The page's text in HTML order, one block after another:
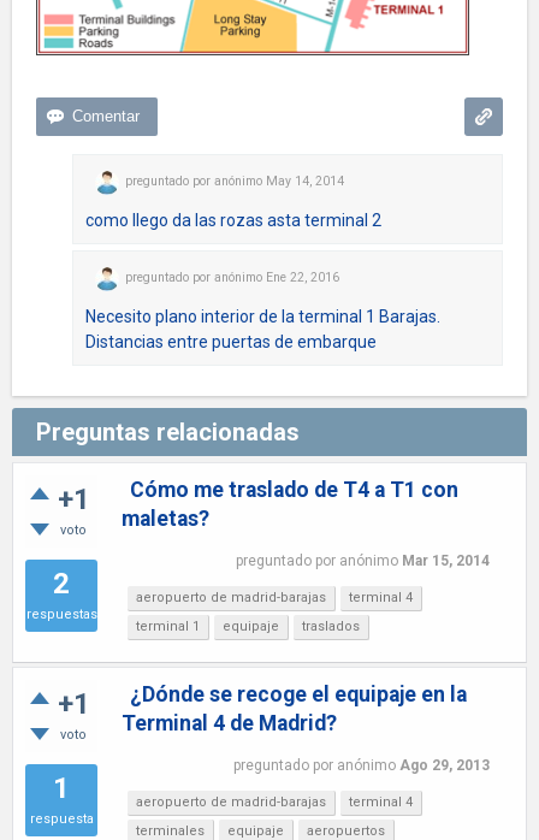
preguntado por anónimo May 14, 2014
como llego da las rozas asta terminal 2
preguntado por anónimo Ene 22, 2016
Necesito plano interior de la terminal 1 Barajas.
Distancias entre puertas de embarque
Preguntas relacionadas
+1
voto
2
respuestas
Cómo me traslado de T4 a T1 con
maletas?
preguntado por anónimo Mar 15, 2014
aeropuerto de madrid-barajas
terminal 4
terminal 1
equipaje traslados
+1
voto
1
respuesta
¿Dónde se recoge el equipaje en la
Terminal 4 de Madrid?
preguntado por anónimo Ago 29, 2013
aeropuerto de madrid-barajas
terminal 4
terminales
equipaje aeropuertos